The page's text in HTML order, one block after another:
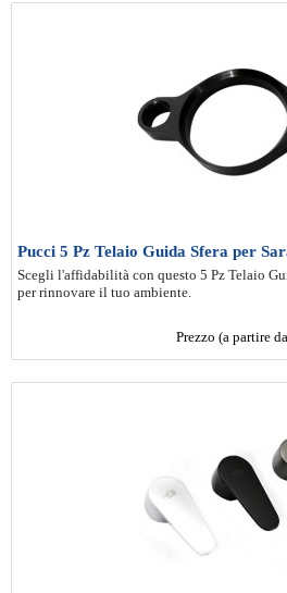
Pucci 5 Pz Telaio Guida Sfera per
Scegli l'affidabilità con questo 5 Pz Telaio
per rinnovare il tuo ambiente.
Prezzo (a partire